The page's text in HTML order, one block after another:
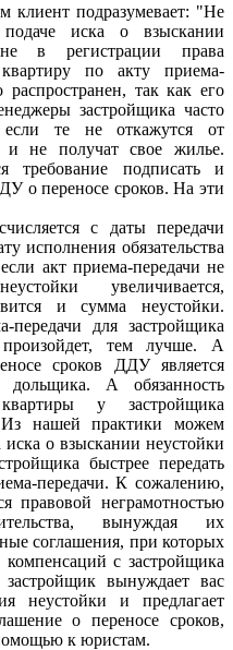
клиент подразумевает: "Не
иска о взыскании
в регистрации права
квартиру по акту приема-
так как его
застройщика часто
те не откажутся от
и не получат свое жилье.
требование подписать и
о переносе сроков. На эти
с даты передачи
исполнения обязательства
акт приема-передачи не
увеличивается,
и сумма неустойки.
для застройщика
тем лучше. А
сроков ДДУ является
А обязанность
у застройщика
Из нашей практики можем
иска о взыскании неустойки
быстрее передать
передачи. К сожалению,
правовой неграмотностью
вынуждая их
соглашения, при которых
с застройщика
вынуждает вас
неустойки и предлагает
о переносе сроков,
к юристам.